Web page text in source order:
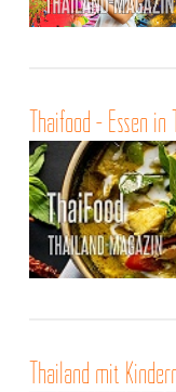
Thaifood - Essen in
Thailand mit